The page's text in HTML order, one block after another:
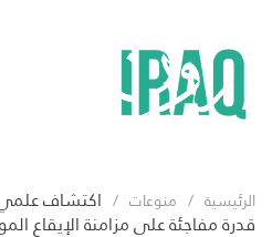
الرئيسية منوعات اكتشاف
قدرة مفاجئة على مزامنة الإيقاع